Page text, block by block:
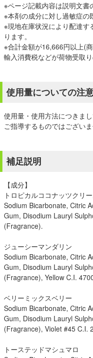
※ページ記載内容は説明文書
※本剤の成分に対し過敏症の
※現地在庫状況により配達す
ります。
※合計金額が16,666円以上(
輸入消費税などが荷物受取り
使用量についての注
使用量・使用方法につきま
ご指導するものではござい
補足説明
【成分】
トロピカルココナッツクリ
Sodium Bicarbonate, Citric
Gum, Disodium Lauryl
(Fragrance).
ジューシーマンダリン
Sodium Bicarbonate, Citric
Gum, Disodium Lauryl
(Fragrance), Yellow C.I.
ベリーミックスベリー
Sodium Bicarbonate, Citric
Gum, Disodium Lauryl
(Fragrance), Violet #45 C.I.
トーステッドマシュマロ